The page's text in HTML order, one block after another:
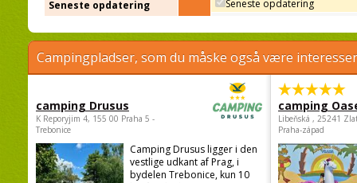
Seneste opdatering
Seneste opdatering
Campingpladser, som du måske også være
camping Drusus
K Reporyjim 4, 155 00 Praha 5 -
Trebonice
Camping Drusus ligger i den
vestlige udkant af Prag, i
bydelen Trebonice, kun 10
camping
Libeňská , 25241
Praha-západ